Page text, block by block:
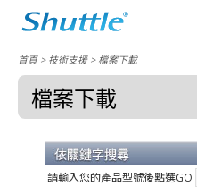
首頁> 技術支援 > 檔案下載
檔案下載
請輸入您的產品型號後點選GO